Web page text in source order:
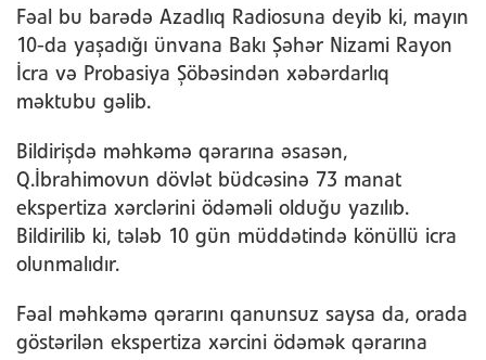
Fəal bu barədə Azadlıq Radiosuna deyib ki, mayın
10-da yaşadığı ünvana Bakı Şəhər Nizami Rayon
İcra və Probasiya Şöbəsindən xəbərdarlıq
məktubu gəlib.
Bildirişdə məhkəmə qərarına əsasən,
Q.İbrahimovun dövlət büdcəsinə 73 manat
ekspertiza xərclərini ödəməli olduğu yazılıb.
Bildirilib ki, tələb 10 gün müddətində könüllü icra
olunmalıdır.
Fəal məhkəmə qərarını qanunsuz saysa da, orada
göstərilən ekspertiza xərcini ödəmək qərarına